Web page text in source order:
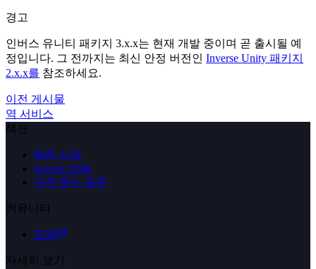
경고
인버스 유니티 패키지 3.x.x는 현재 개발 중이며 곧 출시될 예
정입니다. 그 전까지는 최신 안정 버전인 Inverse Unity 패키지
2.x.x를 참조하세요.
이전 게시물
역 서비스
섹션
빠른 시작
Inverse SDK
자주 묻는 질문
커뮤니티
포럼
자세히 보기